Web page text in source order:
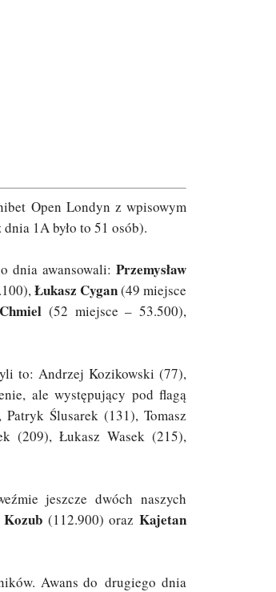
Open Londyn z wpisowym
1A było to 51 osób).
dnia awansowali: Przemysław
Łukasz Cygan(49 miejsce
(52 miejsce – 53.500),
to: Andrzej Kozikowski (77),
ale występujący pod flagą
Ślusarek (131), Tomasz
(209), Łukasz Wasek (215),
jeszcze dwóch naszych
Kozub (112.900) orazKajetan
Awans do drugiego dnia